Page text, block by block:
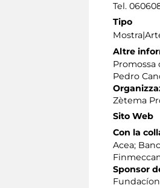
Tel.
Tipo
Altre
Promossa
Pedro
Zètema
Sito Web
Con la
Acea;
Sponsor